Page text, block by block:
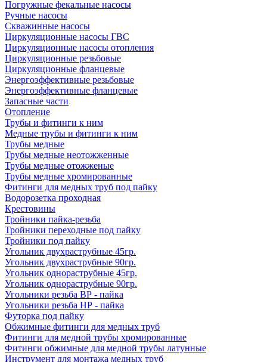
Погружные фекальные насосы
Ручные насосы
Скважинные насосы
Циркуляционные насосы ГВС
Циркуляционные насосы отопления
Циркуляционные резьбовые
Циркуляционные фланцевые
Энергоэффективные резьбовые
Энергоэффективные фланцевые
Запасные части
Отопление
Трубы и фитинги к ним
Медные трубы и фитинги к ним
Трубы медные
Трубы медные неотожженные
Трубы медные отожженые
Трубы медные хромированные
Фитинги для медных труб под пайку
Водорозетка проходная
Крестовины
Тройники пайка-резьба
Тройники переходные под пайку
Тройники под пайку
Угольник двухраструбные 45гр.
Угольник двухраструбные 90гр.
Угольник однораструбные 45гр.
Угольник однораструбные 90гр.
Угольники резьба ВР - пайка
Угольники резьба НР - пайка
Футорка под пайку
Обжимные фитинги для медных труб
Фитинги для медной трубы хромированные
Фитинги обжимные для медной трубы латунные
Инструмент для монтажа медных труб